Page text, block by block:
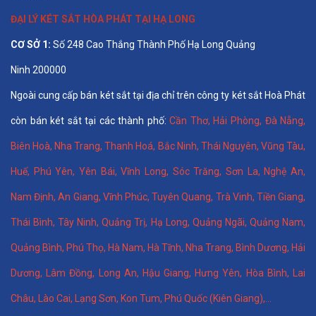
ĐẠI LÝ KÉT SẮT HÒA PHÁT TẠI HẠ LONG
CƠ SỞ 1: Số 248 Cao Thắng Thành Phố Hạ Long Quảng
Ninh 200000
Ngoài cung cấp bán két sắt tại địa chỉ trên công ty két sắt Hoà Phát
còn bán két sắt tại các thành phố:Cần Thơ, Hải Phòng, Đà Nẵng,
Biên Hoà, Nha Trang,Thanh Hoá, Bắc Ninh, Thái Nguyên, Vũng Tàu,
Huế, Phú Yên,Yên Bái,Vĩnh Long, Sóc Trăng,Sơn La, Nghệ An,
Nam Định,An Giang, Vĩnh Phúc,Tuyên Quang, Trà Vinh, Tiền Giang,
Thái Bình,Tây Ninh,Quảng Trị, Hạ Long, Quảng Ngãi, Quảng Nam,
Quảng Bình, Phú Thọ, Hà Nam, Hà Tĩnh, Nha Trang, Bình Dương, Hải
Dương, Lâm Đồng, Long An, Hậu Giang, Hưng Yên, Hòa Bình, Lai
Châu, Lào Cai, Lạng Sơn, Kon Tum, Phú Quốc (Kiên Giang),...